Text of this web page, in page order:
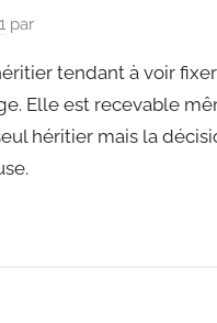
par
tendant à voir
Elle est recevable
héritier mais la